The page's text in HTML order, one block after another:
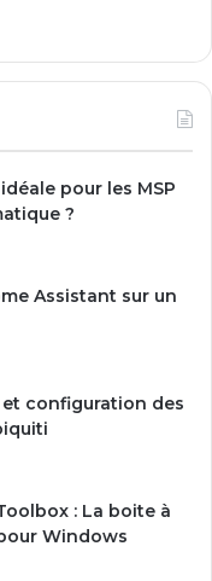
pour les MSP
?
Assistant sur un
configuration des
: La boite à
Windows